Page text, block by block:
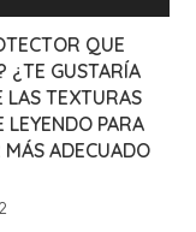
QUE
¿TE GUSTARÍA
LAS TEXTURAS
LEYENDO PARA
ADECUADO